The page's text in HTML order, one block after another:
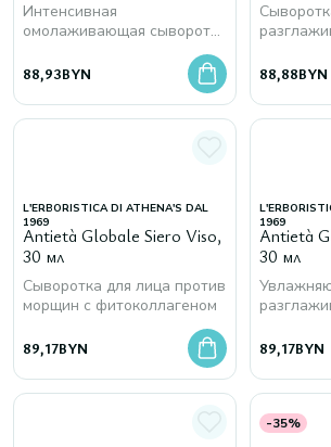
Интенсивная
омолаживающая сыворотка
в ампулах для подтянутой и
гладкой кожи лица и
декольте
88,93BYN
морщин
88,88BYN
L'ERBORISTICA DI ATHENA'S DAL
1969
Antietà Globale Siero Viso,
30 мл
Сыворотка для лица против
морщин с фитоколлагеном
89,17BYN
1969
Antietà
30 мл
89,17BYN
-35%